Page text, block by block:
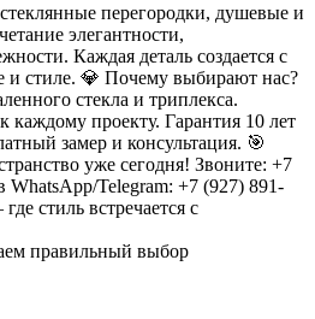
перегородки, душевые и
элегантности,
Каждая деталь создается с
и стиле. 💎 Почему выбирают нас?
стекла и триплекса.
проекту. Гарантия 10 лет
замер и консультация. 🎯
уже сегодня! Звоните: +7
Telegram: +7 (927) 891-
стиль встречается с
правильный выбор